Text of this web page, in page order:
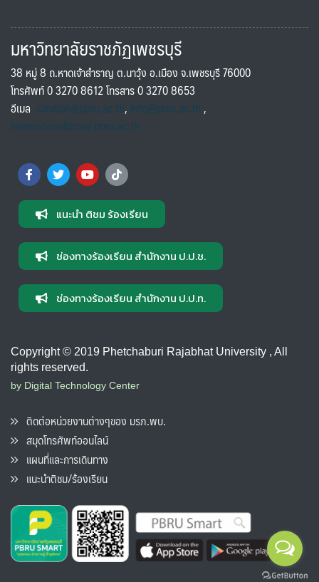
มหาวิทยาลัยราชภัฏเพชรบุรี
38 หมู่ 8 ถ.หาดเจ้าสำราญ ต.นาวุ้ง อ.เมือง จ.เพชรบุรี 76000
โทรศัพท์ 0 3270 8612 โทรสาร 0 3270 8653
อีเมล saraban@pbru.ac.th, info@pbru.ac.th,
international@mail.pbru.ac.th
แนะนำ ติชม ร้องเรียน
ช่องทางร้องเรียน สำนักงาน ป.ป.ช.
ช่องทางร้องเรียน สำนักงาน ป.ป.ท.
Copyright © 2019 Phetchaburi Rajabhat University , All
rights reserved.
by Digital Technology Center
ติดต่อหน่วยงานต่างๆของ มรภ.พบ.
สมุดโทรศัพท์ออนไลน์
แผนที่และการเดินทาง
แนะนำติชม/ร้องเรียน